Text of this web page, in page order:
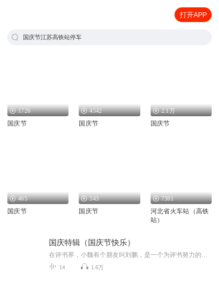
打开APP
国庆节江苏高铁站停车
1726
国庆节
4542
国庆节
2.1万
国庆节
465
国庆节
543
国庆节
7381
河北省火车站（高铁
站）
国庆特辑（国庆节快乐）
14 1.6万